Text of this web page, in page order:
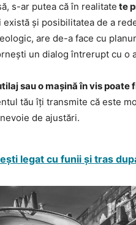
s-ar putea că în realitate te
există și posibilitatea de a
are de-a face cu
un dialog întrerupt cu o
sau o mașină în vis poate
tău îți transmite că este
de ajustări.
legat cu funii și tras